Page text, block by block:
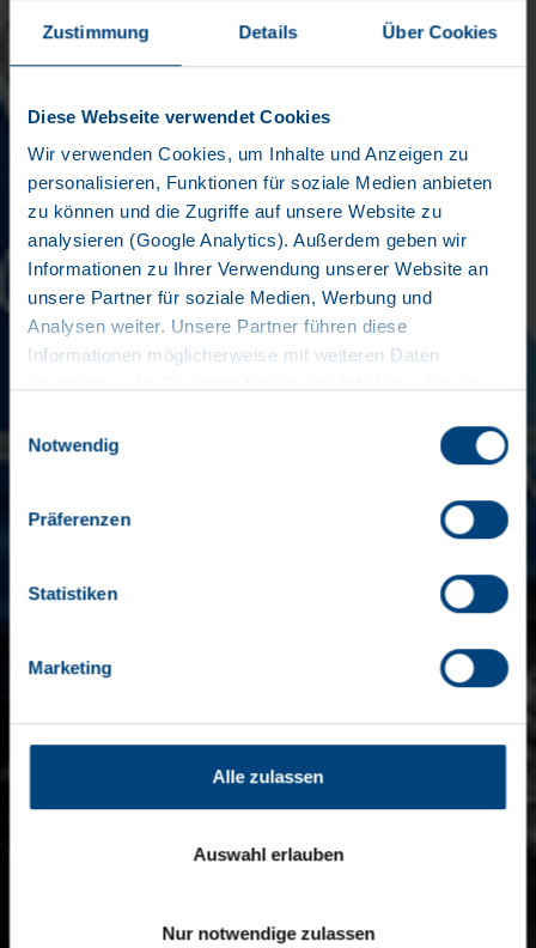
Zustimmung Details Über Cookies
Diese Webseite verwendet Cookies
Wir verwenden Cookies, um Inhalte und Anzeigen zu
personalisieren, Funktionen für soziale Medien anbieten
zu können und die Zugriffe auf unsere Website zu
analysieren (Google Analytics). Außerdem geben wir
Informationen zu Ihrer Verwendung unserer Website an
unsere Partner für soziale Medien, Werbung und
Analysen weiter. Unsere Partner führen diese
Informationen möglicherweise mit weiteren Daten
haben. Wir setzen im Rahmen des Trackings auch
abweichenden Datenschutzbestimmungen ein, wodurch
das Risiko von behördlichen Zugriffen bzw. von
Datenschutzerklärung
Notwendig
Präferenzen
Statistiken
Marketing
Alle zulassen
Auswahl erlauben
Nur notwendige zulassen